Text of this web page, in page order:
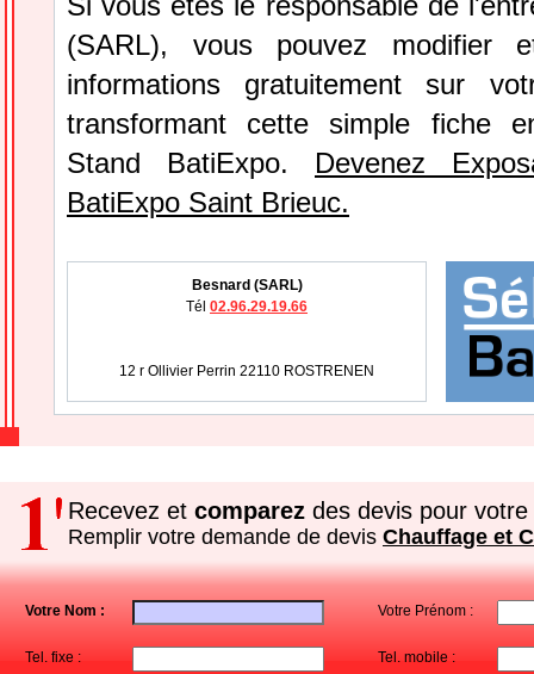
(SARL), vous pouvez modifier
informations gratuitement sur
transformant cette simple fiche
Stand BatiExpo. Devenez
BatiExpo Saint Brieuc.
Besnard (SARL)
Tél 02.96.29.19.66
12 r Ollivier Perrin 22110 ROSTRENEN
Recevez et comparez des devis pour votre
Remplir votre demande de devis Chauffage et
Votre Nom : Votre Prénom :
Tel. fixe : Tel. mobile :